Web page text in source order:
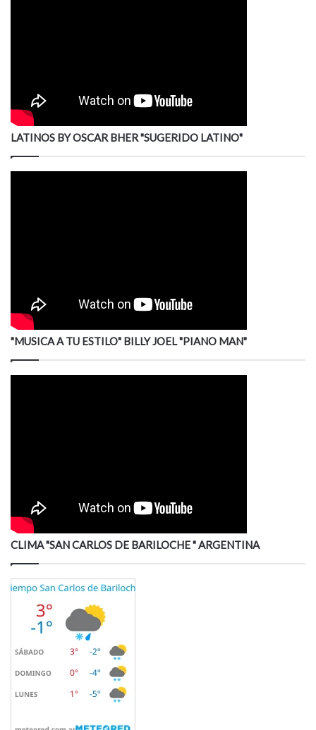
LATINOS BY OSCAR BHER "SUGERIDO LATINO"
"MUSICA A TU ESTILO" BILLY JOEL "PIANO MAN"
CLIMA "SAN CARLOS DE BARILOCHE " ARGENTINA